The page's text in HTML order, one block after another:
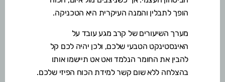
הופך לתבלין והמנה העיקרית היא הטכניקה.
מערך השיעורים של קרב מגע עובד על
האינסטינקט הטבעי שלכם, ולכן יהיה לכם קל
להבין את החומר הנלמד ואט אט תיישמו אותו
בהצלחה ללא שום קשר למידת הכוח הפיזי שלכם.